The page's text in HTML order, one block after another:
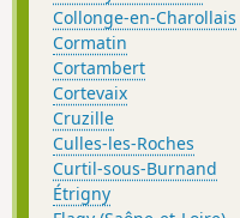
Collonge-en-Charollais
Cormatin
Cortambert
Cortevaix
Cruzille
Culles-les-Roches
Curtil-sous-Burnand
Étrigny